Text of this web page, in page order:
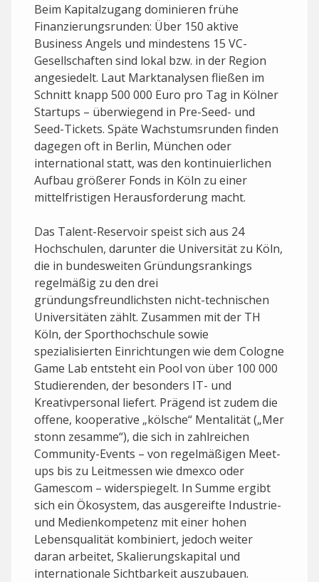
Beim Kapitalzugang dominieren frühe
Finanzierungs­runden: Über 150 aktive
Business Angels und mindestens 15 VC-
Gesellschaften sind lokal bzw. in der Region
angesiedelt. Laut Marktanalysen fließen im
Schnitt knapp 500 000 Euro pro Tag in Kölner
Startups – überwiegend in Pre-Seed- und
Seed-Tickets. Späte Wachstumsrunden finden
dagegen oft in Berlin, München oder
international statt, was den kontinuierlichen
Aufbau größerer Fonds in Köln zu einer
mittelfristigen Herausforderung macht.
Das Talent-Reservoir speist sich aus 24
Hochschulen, darunter die Universität zu Köln,
die in bundesweiten Gründungsrankings
regelmäßig zu den drei
gründungsfreundlichsten nicht-technischen
Universitäten zählt. Zusammen mit der TH
Köln, der Sporthochschule sowie
spezialisierten Einrichtungen wie dem Cologne
Game Lab entsteht ein Pool von über 100 000
Studierenden, der besonders IT- und
Kreativpersonal liefert. Prägend ist zudem die
offene, kooperative „kölsche“ Mentalität („Mer
stonn zesamme“), die sich in zahlreichen
Community-Events – von regelmäßigen Meet-
ups bis zu Leitmessen wie dmexco oder
Gamescom – widerspiegelt. In Summe ergibt
sich ein Ökosystem, das ausgereifte Industrie-
und Medienkompetenz mit einer hohen
Lebensqualität kombiniert, jedoch weiter
daran arbeitet, Skalierungs­kapital und
internationale Sichtbarkeit auszubauen.